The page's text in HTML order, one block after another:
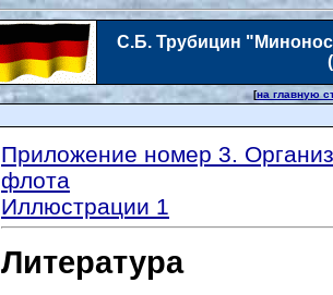
С.Б. Трубицин
[на главную
Приложение номер 3.
флота
Иллюстрации 1
Литература